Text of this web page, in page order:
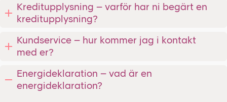
Kreditupplysning – varför har ni begärt en
kreditupplysning?
Kundservice – hur kommer jag i kontakt
med er?
Energideklaration – vad är en
energideklaration?